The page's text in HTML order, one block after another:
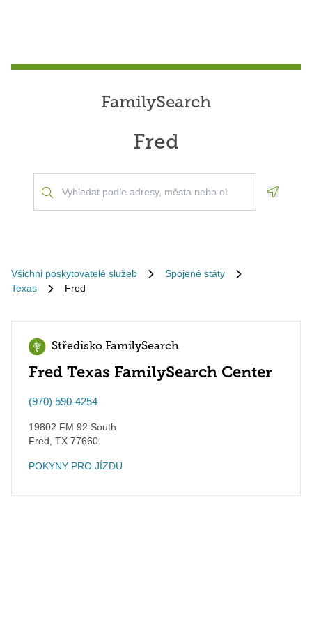
FamilySearch
Fred
Všichni poskytovatelé služeb
Spojené státy
Texas
Fred
Středisko FamilySearch
Fred Texas FamilySearch Center
(970) 590-4254
19802 FM 92 South
Fred TX 77660
POKYNY PRO JÍZDU